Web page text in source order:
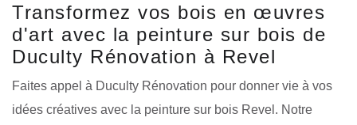
Transformez vos bois en œuvres
d'art avec la peinture sur bois de
Duculty Rénovation à Revel
Faites appel à Duculty Rénovation pour donner vie à vos
idées créatives avec la peinture sur bois Revel. Notre